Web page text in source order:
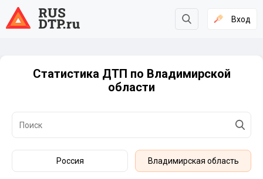
Вход
Статистика ДТП по Владимирской
области
Россия Владимирская область